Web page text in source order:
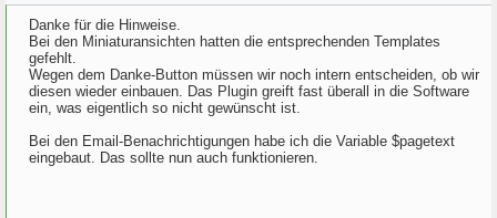
Danke für die Hinweise.
Bei den Miniaturansichten hatten die entsprechenden Templates
gefehlt.
Wegen dem Danke-Button müssen wir noch intern entscheiden, ob wir
diesen wieder einbauen. Das Plugin greift fast überall in die Software
ein, was eigentlich so nicht gewünscht ist.
Bei den Email-Benachrichtigungen habe ich die Variable $pagetext
eingebaut. Das sollte nun auch funktionieren.